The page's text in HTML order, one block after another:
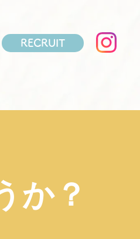
RECRUIT
か？